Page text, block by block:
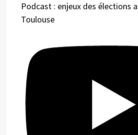
Podcast : enjeux des élections
Toulouse